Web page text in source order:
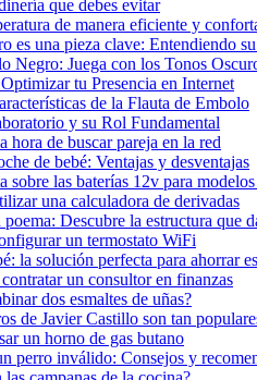
que debes evitar
de manera eficiente y
es una pieza clave: Entendiendo
Negro: Juega con los Tonos
tu Presencia en Internet
de la Flauta de Embolo
y su Rol Fundamental
hora de buscar pareja en la red
de bebé: Ventajas y desventajas
sobre las baterías 12v para
una calculadora de derivadas
poema: Descubre la estructura que
un termostato WiFi
la solución perfecta para ahorrar
un consultor en finanzas
dos esmaltes de uñas?
de Javier Castillo son tan
un horno de gas butano
perro inválido: Consejos y